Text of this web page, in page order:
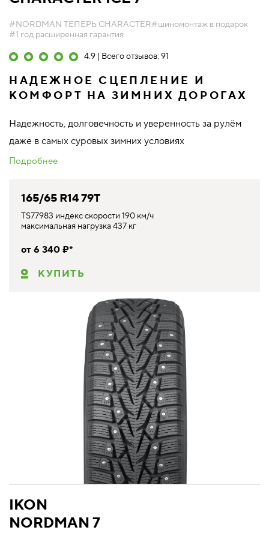
#NORDMAN ТЕПЕРЬ CHARACTER#шиномонтаж в подарок
#1 год расширенная гарантия
4.9 | Всего отзывов: 91
НАДЕЖНОЕ СЦЕПЛЕНИЕ И
КОМФОРТ НА ЗИМНИХ ДОРОГАХ
Надежность, долговечность и уверенность за рулём
даже в самых суровых зимних условиях
Подробнее
165/65 R14 79T
TS77983 индекс скорости 190 км/ч
максимальная нагрузка 437 кг
от 6 340 ₽*
КУПИТЬ
IKON
NORDMAN 7